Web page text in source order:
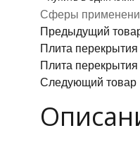
Сферы
Предыдущий
Плита
Плита
Следующий товар